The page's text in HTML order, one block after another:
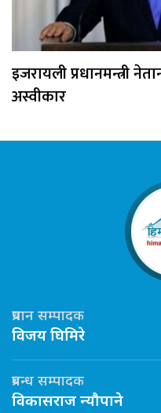
इजरायली प्रधानमन्त्री
अस्वीकार
प्रधान सम्पादक
विजय घिमिरे
प्रबन्ध सम्पादक
विकासराज न्यौपाने